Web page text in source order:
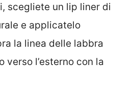
scegliete un lip liner di
e applicatelo
la linea delle labbra
verso l’esterno con la